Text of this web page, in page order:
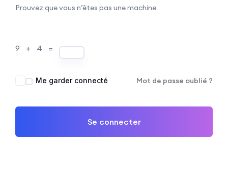
Prouvez que vous n’êtes pas une machine
9 + 4 =
Me garder connecté Mot de passe oublié ?
Se connecter